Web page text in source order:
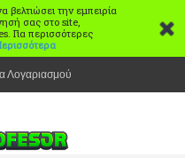
βελτιώσει την εμπειρία
σας στο site,
Για περισσότερες
Λογαριασμού